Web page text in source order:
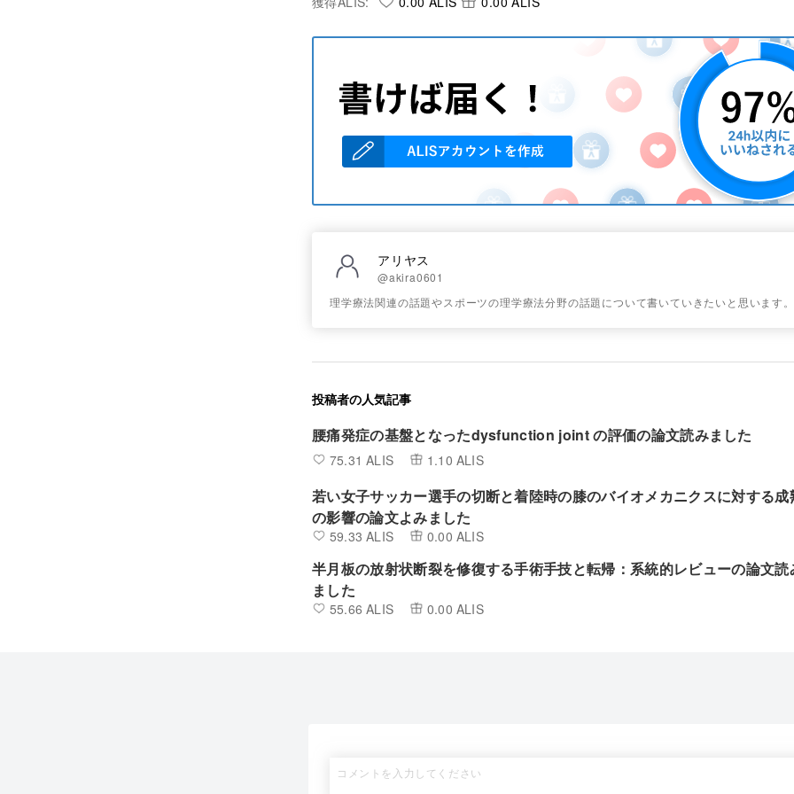
アリヤス
@akira0601
理学療法関連の話題やスポーツの理学療法分野の話題について書いていきたいと思います。
投稿者の人気記事
腰痛発症の基盤となったdysfunction joint の評価の論文読みました
75.31 ALIS 1.10 ALIS
若い女子サッカー選手の切断と着陸時の膝のバイオメカニクスに対する成
の影響の論文よみました
59.33 ALIS 0.00 ALIS
半月板の放射状断裂を修復する手術手技と転帰：系統的レビューの論文読
ました
55.66 ALIS 0.00 ALIS